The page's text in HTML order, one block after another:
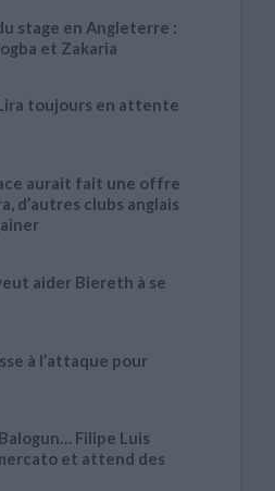
stage en Angleterre :
et Zakaria
toujours en attente
aurait fait une offre
d’autres clubs anglais
aider Biereth à se
à l’attaque pour
Filipe Luis
et attend des